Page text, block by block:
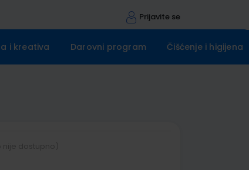
Prijavite se
i kreativa Darovni program Čišćenje i higijena